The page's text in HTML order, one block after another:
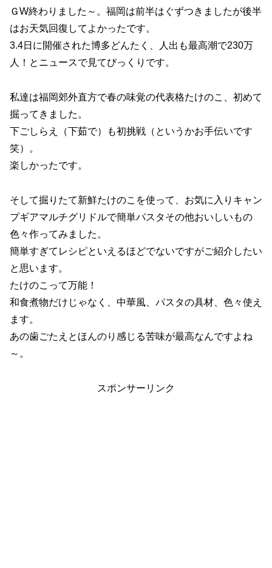
ＧW終わりました～。福岡は前半はぐずつきましたが後半
はお天気回復してよかったです。
3.4日に開催された博多どんたく、人出も最高潮で230万
人！とニュースで見てびっくりです。
私達は福岡郊外直方で春の味覚の代表格たけのこ、初めて
掘ってきました。
下ごしらえ（下茹で）も初挑戦（というかお手伝いです
笑）。
楽しかったです。
そして掘りたて新鮮たけのこを使って、お気に入りキャン
プギアマルチグリドルで簡単パスタその他おいしいもの
色々作ってみました。
簡単すぎてレシピといえるほどでないですがご紹介したい
と思います。
たけのこって万能！
和食煮物だけじゃなく、中華風、パスタの具材、色々使え
ます。
あの歯ごたえとほんのり感じる苦味が最高なんですよね
～。
スポンサーリンク